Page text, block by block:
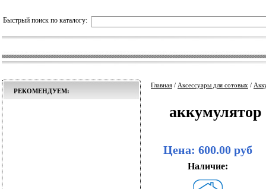
Быстрый поиск по каталогу:
РЕКОМЕНДУЕМ:
Главная / Аксессуары для сотовых /
Цена: 600.00 руб
Наличие: